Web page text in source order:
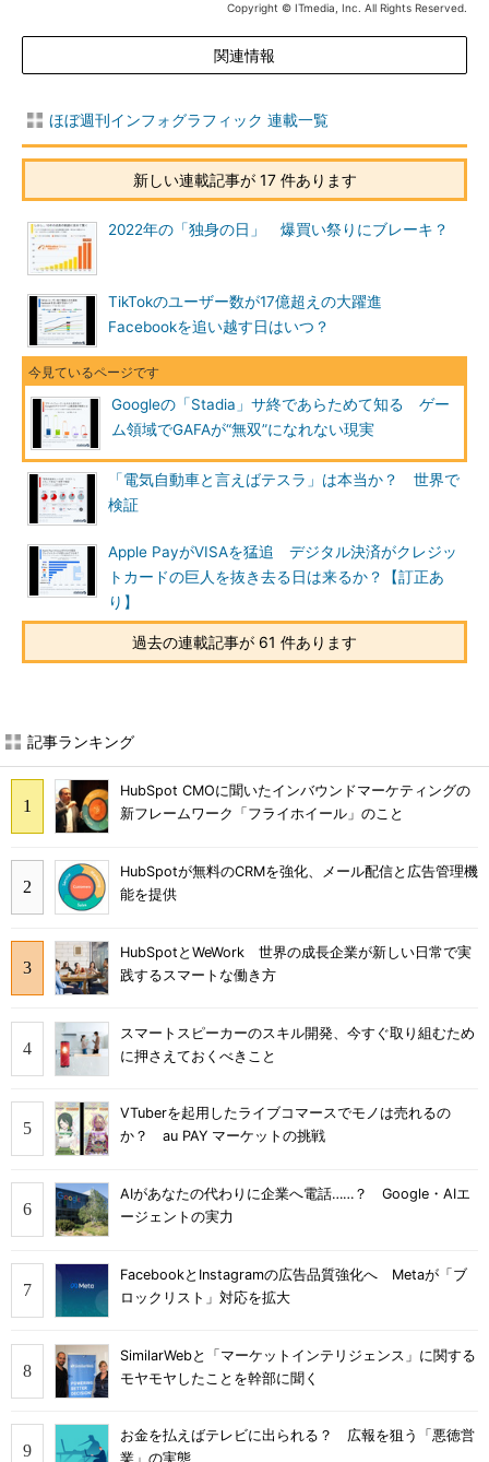
Copyright © ITmedia, Inc. All Rights Reserved.
関連情報
ほぼ週刊インフォグラフィック 連載一覧
新しい連載記事が 17 件あります
2022年の「独身の日」 爆買い祭りにブレーキ？
TikTokのユーザー数が17億超えの大躍進
Facebookを追い越す日はいつ？
Googleの「Stadia」サ終であらためて知る ゲー
ム領域でGAFAが“無双”になれない現実
「電気自動車と言えばテスラ」は本当か？ 世界で
検証
Apple PayがVISAを猛追 デジタル決済がクレジッ
トカードの巨人を抜き去る日は来るか？【訂正あ
り】
過去の連載記事が 61 件あります
記事ランキング
HubSpot CMOに聞いたインバウンドマーケティングの
新フレームワーク「フライホイール」のこと
HubSpotが無料のCRMを強化、メール配信と広告管理機
能を提供
HubSpotとWeWork 世界の成長企業が新しい日常で実
践するスマートな働き方
スマートスピーカーのスキル開発、今すぐ取り組むため
に押さえておくべきこと
VTuberを起用したライブコマースでモノは売れるの
か？ au PAY マーケットの挑戦
AIがあなたの代わりに企業へ電話……？ Google・AIエ
ージェントの実力
FacebookとInstagramの広告品質強化へ Metaが「ブ
ロックリスト」対応を拡大
SimilarWebと「マーケットインテリジェンス」に関する
モヤモヤしたことを幹部に聞く
お金を払えばテレビに出られる？ 広報を狙う「悪徳営
業」の実態